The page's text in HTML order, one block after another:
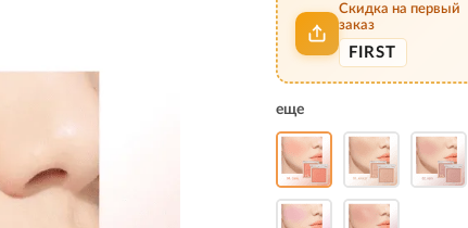
Скидка на первый
заказ
FIRST
еще